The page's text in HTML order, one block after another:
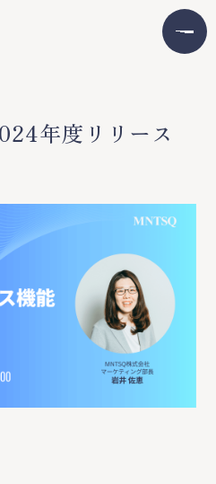
年度リリース